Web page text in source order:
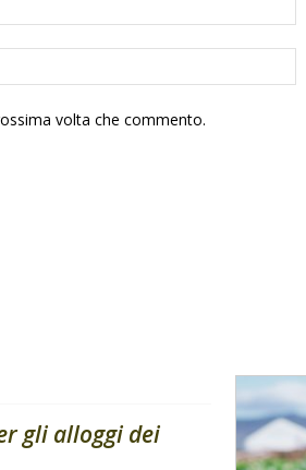
volta che commento.
gli alloggi dei